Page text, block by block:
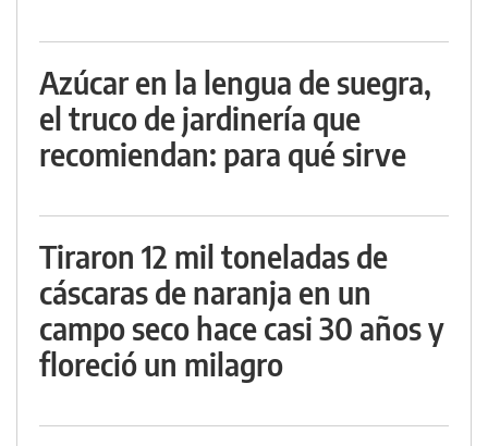
Azúcar en la lengua de suegra,
el truco de jardinería que
recomiendan: para qué sirve
Tiraron 12 mil toneladas de
cáscaras de naranja en un
campo seco hace casi 30 años y
floreció un milagro